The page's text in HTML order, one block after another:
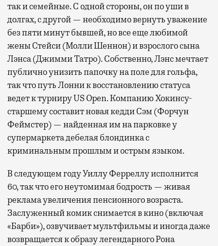
так и семейные. С одной стороны, он по уши в
долгах, с другой — необходимо вернуть уважение
без пяти минут бывшей, но все еще любимой
жены Стейси (Молли Шеннон) и взрослого сына
Лэнса (Джимми Татро). Собственно, Лэнс мечтает
публично унизить папочку на поле для гольфа,
так что путь Лонни к восстановлению статуса
ведет к турниру US Open. Компанию Хокинсу-
старшему составит новая кедди Сэм (Форчун
Феймстер) — найденная им на парковке у
супермаркета дебелая блондинка с
криминальным прошлым и острым языком.
В следующем году Уиллу Ферреллу исполнится
60, так что его неутомимая бодрость — живая
реклама увеличения пенсионного возраста.
Заслуженный комик снимается в кино (включая
«Барби»), озвучивает мультфильмы и иногда даже
возвращается к образу легендарного Рона